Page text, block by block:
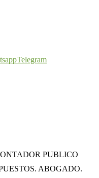
Telegram
PUBLICO
ABOGADO.